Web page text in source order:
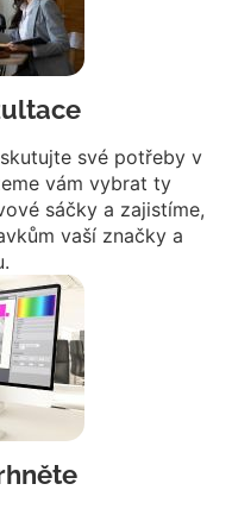
své potřeby v
vám vybrat ty
sáčky a zajistíme,
vaší značky a